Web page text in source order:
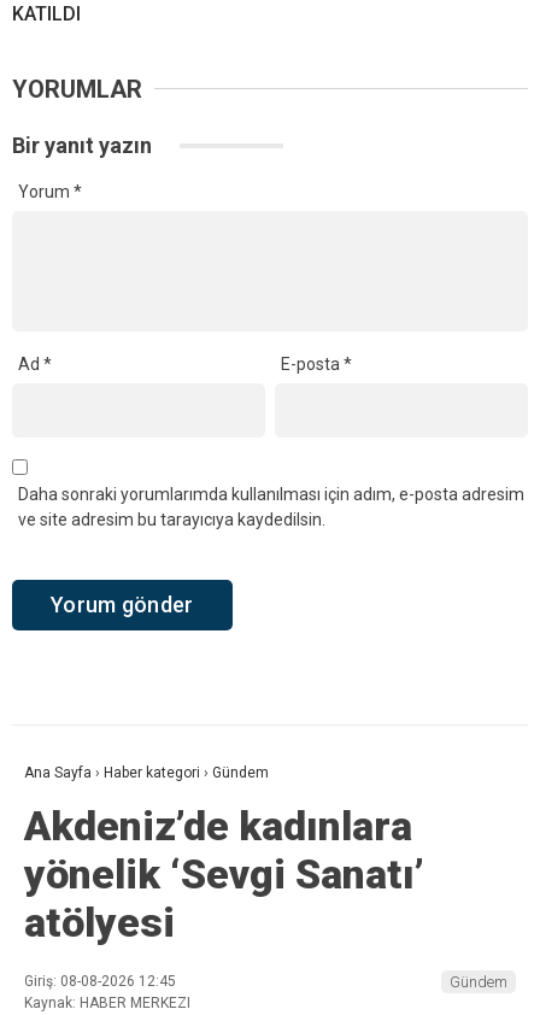
KATILDI
YORUMLAR
Bir yanıt yazın
Yorum *
Ad * E-posta*
Daha sonraki yorumlarımda kullanılması için adım, e-posta adresim
ve site adresim bu tarayıcıya kaydedilsin.
Ana Sayfa › Haber kategori › Gündem
Akdeniz’de kadınlara
yönelik ‘Sevgi Sanatı’
atölyesi
Giriş: 08-08-2026 12:45
Kaynak: HABER MERKEZI
Gündem